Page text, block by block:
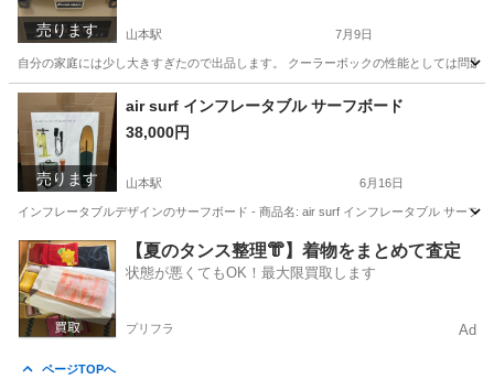
売ります 山本駅 7月9日
自分の家庭には少し大きすぎたので出品します。 クーラーボックの性能としては問
兵庫 伊丹市
売ります
air surf インフレータブル サーフボード
38,000円
山本駅 6月16日
インフレータブルデザインのサーフボード - 商品名: air surf インフレータブル サーフ
兵庫 伊丹市 山本駅 その他
【夏のタンス整理👘】着物をまとめて査定
状態が悪くてもOK！最大限買取します
プリフラ Ad
ページTOPへ